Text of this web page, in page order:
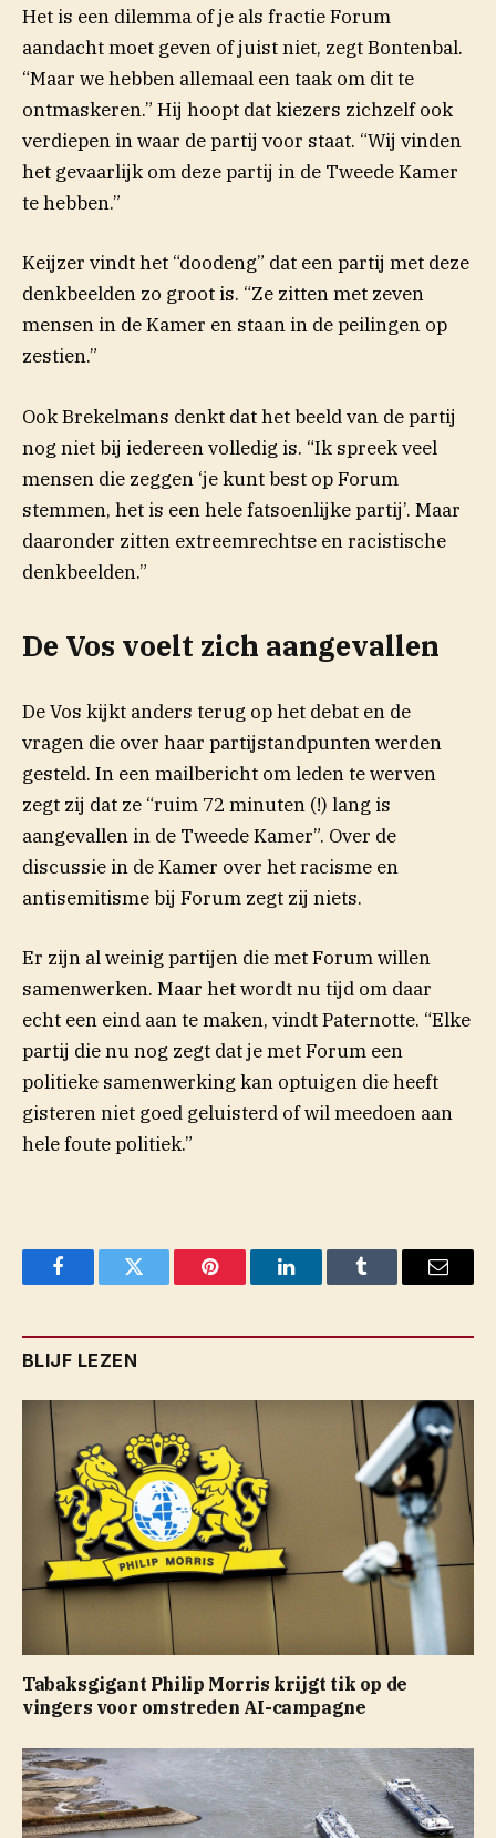
Het is een dilemma of je als fractie Forum
aandacht moet geven of juist niet, zegt Bontenbal.
“Maar we hebben allemaal een taak om dit te
ontmaskeren.” Hij hoopt dat kiezers zichzelf ook
verdiepen in waar de partij voor staat. “Wij vinden
het gevaarlijk om deze partij in de Tweede Kamer
te hebben.”
Keijzer vindt het “doodeng” dat een partij met deze
denkbeelden zo groot is. “Ze zitten met zeven
mensen in de Kamer en staan in de peilingen op
zestien.”
Ook Brekelmans denkt dat het beeld van de partij
nog niet bij iedereen volledig is. “Ik spreek veel
mensen die zeggen ‘je kunt best op Forum
stemmen, het is een hele fatsoenlijke partij’. Maar
daaronder zitten extreemrechtse en racistische
denkbeelden.”
De Vos voelt zich aangevallen
De Vos kijkt anders terug op het debat en de
vragen die over haar partijstandpunten werden
gesteld. In een mailbericht om leden te werven
zegt zij dat ze “ruim 72 minuten (!) lang is
aangevallen in de Tweede Kamer”. Over de
discussie in de Kamer over het racisme en
antisemitisme bij Forum zegt zij niets.
Er zijn al weinig partijen die met Forum willen
samenwerken. Maar het wordt nu tijd om daar
echt een eind aan te maken, vindt Paternotte. “Elke
partij die nu nog zegt dat je met Forum een
politieke samenwerking kan optuigen die heeft
gisteren niet goed geluisterd of wil meedoen aan
hele foute politiek.”
FacebookTwitter Pinterest LinkedInTumblr Email
BLIJF LEZEN
Tabaksgigant Philip Morris krijgt tik op de
vingers voor omstreden AI-campagne